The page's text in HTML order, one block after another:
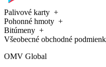
Palivové karty
Pohonné hmoty
Bitúmeny
Všeobecné obchodné
OMV Global